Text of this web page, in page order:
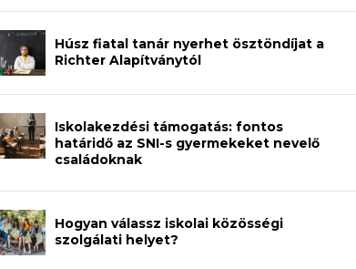
Húsz fiatal tanár nyerhet ösztöndíjat a
Richter Alapítványtól
Iskolakezdési támogatás: fontos
határidő az SNI-s gyermekeket nevelő
családoknak
Hogyan válassz iskolai közösségi
szolgálati helyet?